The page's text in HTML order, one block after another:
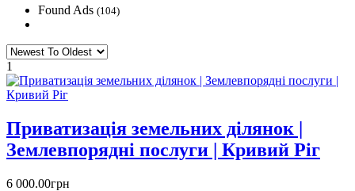
Found Ads (104)
1
Приватизація земельних ділянок |
Землевпорядні послуги | Кривий Ріг
6 000.00грн